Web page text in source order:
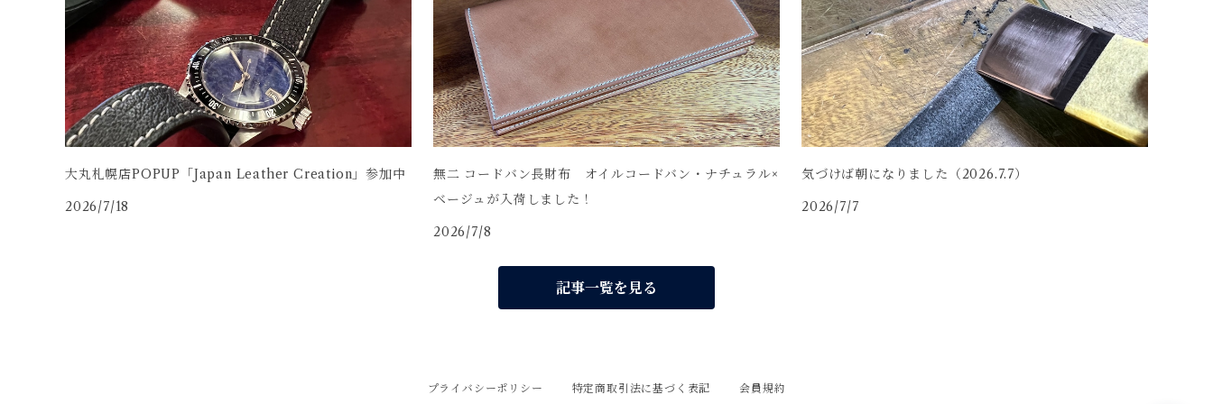
牛革
大丸札幌店POPUP「Japan Leather Creation」参加中
2026/7/18
無二 コードバン長財布 オイルコードバン・ナチュラル×
ベージュが入荷しました！
2026/7/8
気づけば朝になりました（2026.7.7）
2026/7/7
記事一覧を見る
プライバシーポリシー 特定商取引法に基づく表記 会員規約